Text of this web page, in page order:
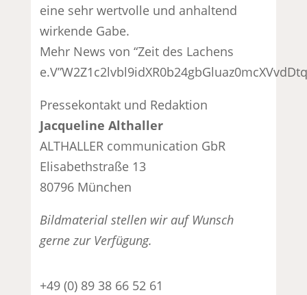
eine sehr wertvolle und anhaltend
wirkende Gabe.
Mehr News von “Zeit des Lachens
Pressekontakt und Redaktion
Jacqueline Althaller
ALTHALLER communication GbR
Elisabethstraße 13
80796 München
Bildmaterial stellen wir auf Wunsch
gerne zur Verfügung.
+49 (0) 89 38 66 52 61